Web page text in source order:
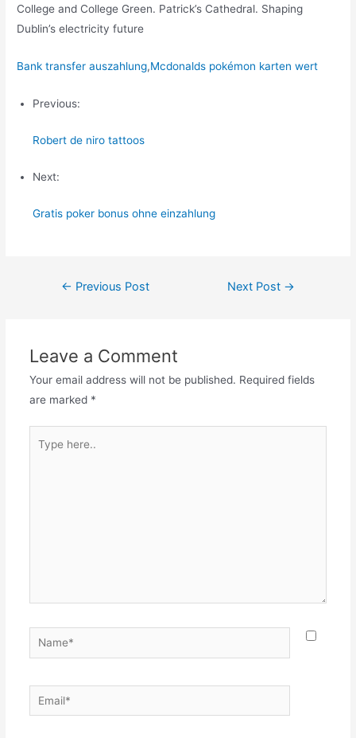
College and College Green. Patrick’s Cathedral. Shaping
Dublin’s electricity future
Bank transfer auszahlung,Mcdonalds pokémon karten wert
Previous:
Robert de niro tattoos
Next:
Gratis poker bonus ohne einzahlung
Post← Previous Post Next Post →
Leave a Comment
Your email address will not be published. Required fields
are marked *
here..
Name*
Email*